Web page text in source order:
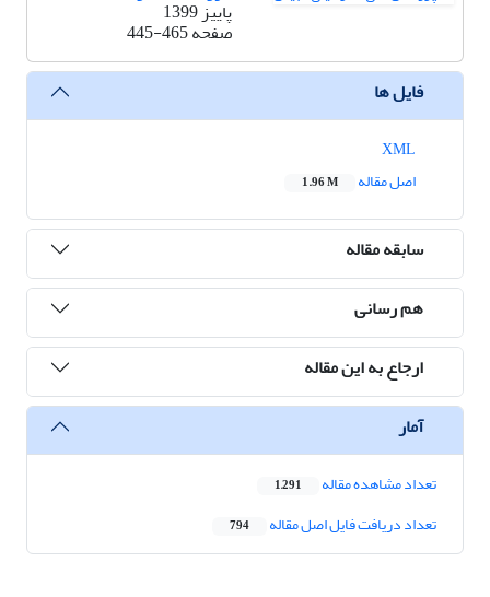
پاییز 1399
صفحه445-465
فایل ها
اصل مقاله
1.96 M
سابقه مقاله
هم رسانی
ارجاع به این مقاله
آمار
تعداد مشاهده مقاله 1,291
تعداد دریافت فایل اصل مقاله 794